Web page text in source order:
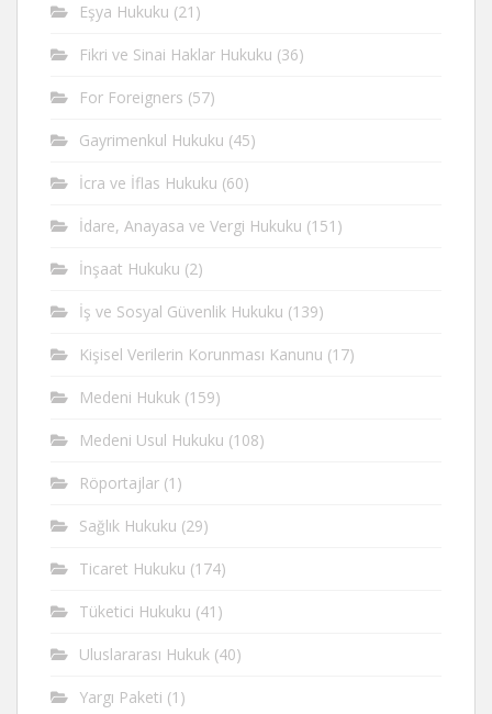
Eşya Hukuku (21)
Fikri ve Sinai Haklar Hukuku (36)
For Foreigners (57)
Gayrimenkul Hukuku (45)
İcra ve İflas Hukuku (60)
İdare, Anayasa ve Vergi Hukuku (151)
İnşaat Hukuku (2)
İş ve Sosyal Güvenlik Hukuku (139)
Kişisel Verilerin Korunması Kanunu (17)
Medeni Hukuk (159)
Medeni Usul Hukuku (108)
Röportajlar (1)
Sağlık Hukuku (29)
Ticaret Hukuku (174)
Tüketici Hukuku (41)
Uluslararası Hukuk (40)
Yargı Paketi (1)